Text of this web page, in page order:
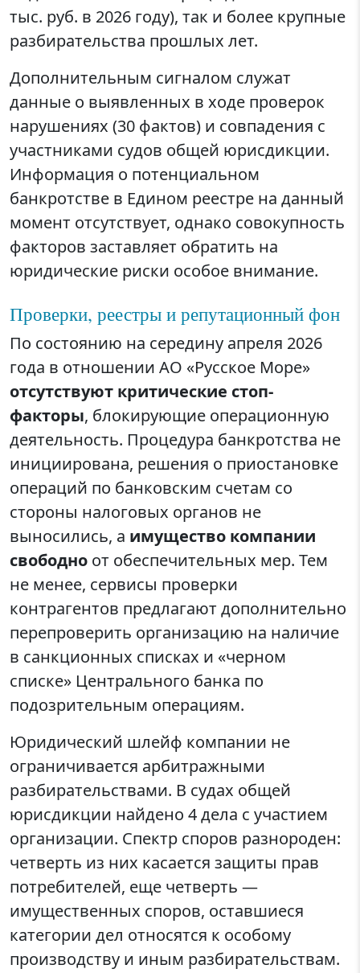
тыс. руб. в 2026 году), так и более крупные
разбирательства прошлых лет.
Дополнительным сигналом служат
данные о выявленных в ходе проверок
нарушениях (30 фактов) и совпадения с
участниками судов общей юрисдикции.
Информация о потенциальном
банкротстве в Едином реестре на данный
момент отсутствует, однако совокупность
факторов заставляет обратить на
юридические риски особое внимание.
Проверки, реестры и репутационный фон
По состоянию на середину апреля 2026
года в отношении АО «Русское Море»
отсутствуют критические стоп-
факторы, блокирующие операционную
деятельность. Процедура банкротства не
инициирована, решения о приостановке
операций по банковским счетам со
стороны налоговых органов не
выносились, а имущество компании
свободно от обеспечительных мер. Тем
не менее, сервисы проверки
контрагентов предлагают дополнительно
перепроверить организацию на наличие
в санкционных списках и «черном
списке» Центрального банка по
подозрительным операциям.
Юридический шлейф компании не
ограничивается арбитражными
разбирательствами. В судах общей
юрисдикции найдено 4 дела с участием
организации. Спектр споров разнороден:
четверть из них касается защиты прав
потребителей, еще четверть —
имущественных споров, оставшиеся
категории дел относятся к особому
производству и иным разбирательствам.